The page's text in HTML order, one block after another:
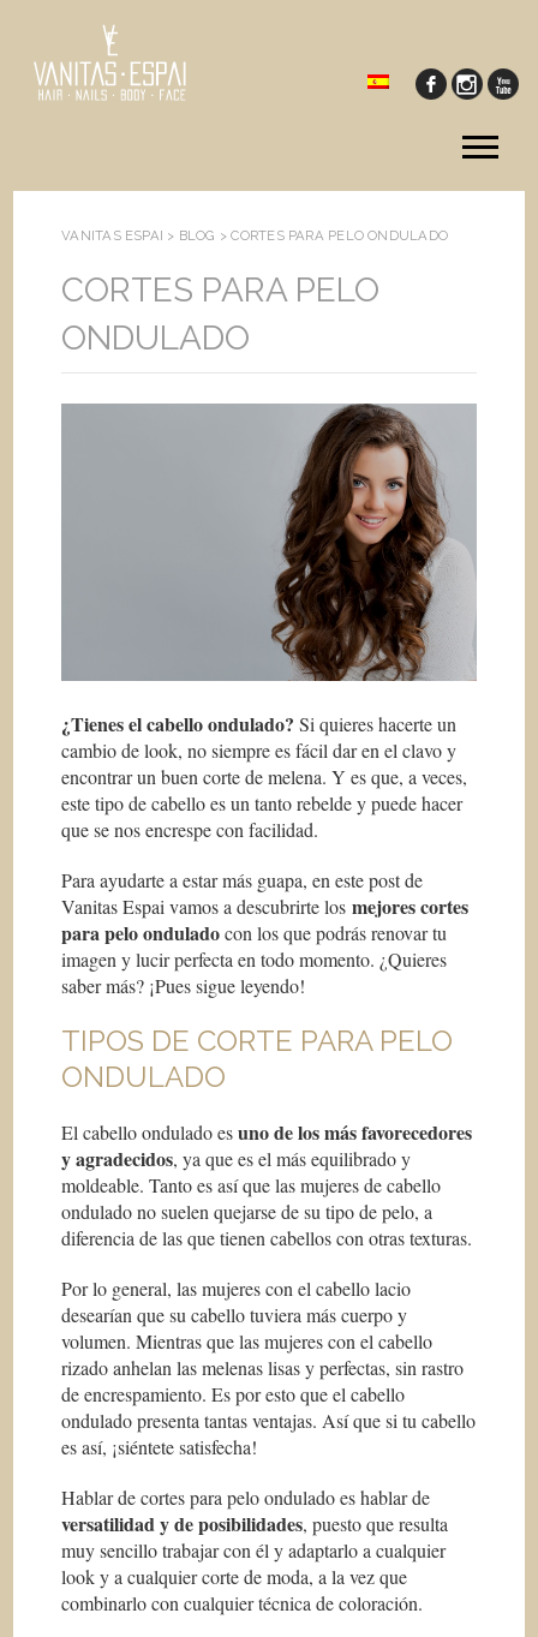
VANITAS ESPAI > BLOG >CORTES PARA PELO ONDULADO
CORTES PARA PELO
ONDULADO
¿Tienes el cabello ondulado? Si quieres hacerte un
cambio de look, no siempre es fácil dar en el clavo y
encontrar un buen corte de melena. Y es que, a veces,
este tipo de cabello es un tanto rebelde y puede hacer
que se nos encrespe con facilidad.
Para ayudarte a estar más guapa, en este post de
Vanitas Espai vamos a descubrirte losmejores cortes
para pelo onduladocon los que podrás renovar tu
imagen y lucir perfecta en todo momento. ¿Quieres
saber más? ¡Pues sigue leyendo!
TIPOS DE CORTE PARA PELO
ONDULADO
El cabello ondulado esuno de los más favorecedores
y agradecidos, ya que es el más equilibrado y
moldeable. Tanto es así que las mujeres de cabello
ondulado no suelen quejarse de su tipo de pelo, a
diferencia de las que tienen cabellos con otras texturas.
Por lo general, las mujeres con el cabello lacio
desearían que su cabello tuviera más cuerpo y
volumen. Mientras que las mujeres con el cabello
rizado anhelan las melenas lisas y perfectas, sin rastro
de encrespamiento. Es por esto que el cabello
ondulado presenta tantas ventajas. Así que si tu cabello
es así, ¡siéntete satisfecha!
Hablar de cortes para pelo ondulado es hablar de
versatilidad y de posibilidades, puesto que resulta
muy sencillo trabajar con él y adaptarlo a cualquier
look y a cualquier corte de moda, a la vez que
combinarlo con cualquier técnica de coloración.